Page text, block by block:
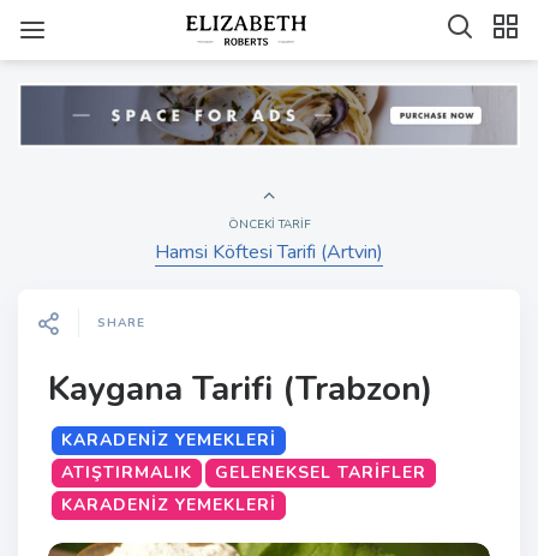
ÖNCEKI TARIF
Hamsi Köftesi Tarifi (Artvin)
SHARE
Kaygana Tarifi (Trabzon)
KARADENIZ YEMEKLERI
ATIŞTIRMALIK
GELENEKSEL TARIFLER
KARADENIZ YEMEKLERI